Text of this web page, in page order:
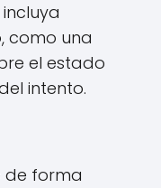
como una
el estado
intento.
de forma